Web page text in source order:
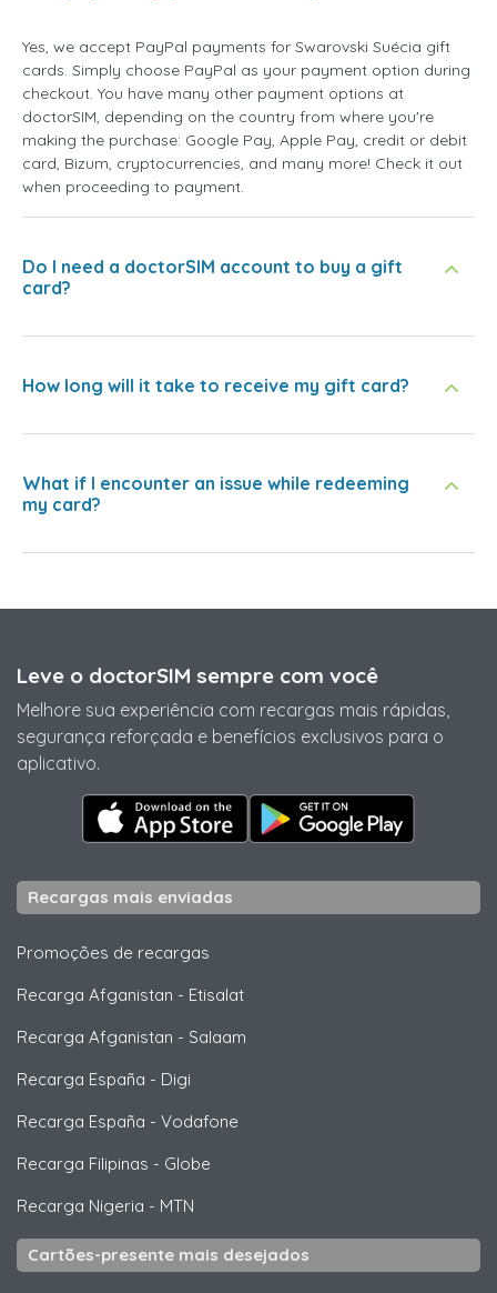
Yes, we accept PayPal payments for Swarovski Suécia gift
cards. Simply choose PayPal as your payment option during
checkout. You have many other payment options at
doctorSIM, depending on the country from where you're
making the purchase: Google Pay, Apple Pay, credit or debit
card, Bizum, cryptocurrencies, and many more! Check it out
when proceeding to payment.
Do I need a doctorSIM account to buy a gift
card?
How long will it take to receive my gift card?
What if I encounter an issue while redeeming
my card?
Leve o doctorSIM sempre com você
Melhore sua experiência com recargas mais rápidas,
segurança reforçada e benefícios exclusivos para o
aplicativo.
Recargas mais enviadas
Promoções de recargas
Recarga Afganistan - Etisalat
Recarga Afganistan - Salaam
Recarga España - Digi
Recarga España - Vodafone
Recarga Filipinas - Globe
Recarga Nigeria - MTN
Cartões-presente mais desejados